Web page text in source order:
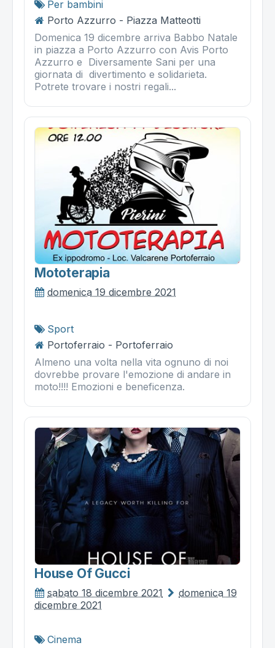
Per bambini
Porto Azzurro - Piazza Matteotti
Domenica 19 dicembre arriva Babbo Natale
in piazza a Porto Azzurro con Avis Porto
Azzurro e Diversamente Sani per una
giornata di divertimento e solidarieta.
Potrete trovare i nostri regali...
Mototerapia
domenica 19 dicembre 2021
Sport
Portoferraio - Portoferraio
Almeno una volta nella vita ognuno di noi
dovrebbe provare l'emozione di andare in
moto!!!! Emozioni e beneficenza.
House Of Gucci
sabato 18 dicembre 2021
domenica 19
dicembre 2021
Cinema